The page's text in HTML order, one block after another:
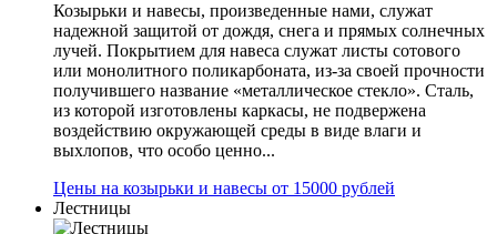
Козырьки и навесы, произведенные нами, служат
надежной защитой от дождя, снега и прямых солнечных
лучей. Покрытием для навеса служат листы сотового
или монолитного поликарбоната, из-за своей прочности
получившего название «металлическое стекло». Сталь,
из которой изготовлены каркасы, не подвержена
воздействию окружающей среды в виде влаги и
выхлопов, что особо ценно...
Цены на козырьки и навесы от 15000 рублей
Лестницы